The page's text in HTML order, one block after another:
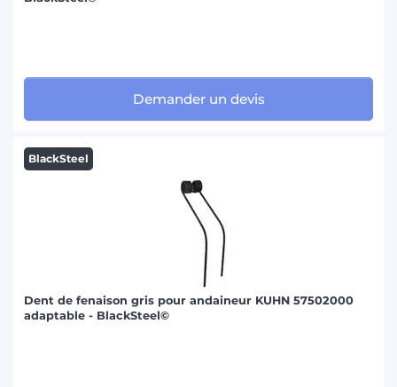
Demander un devis
BlackSteel
Dent de fenaison gris pour andaineur KUHN 57502000
adaptable - BlackSteel©